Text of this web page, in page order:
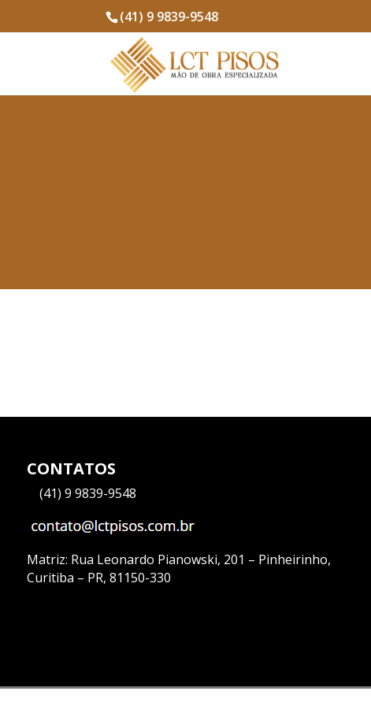
(41) 9 9839-9548
CONTATOS
(41) 9 9839-9548
Matriz: Rua Leonardo Pianowski, 201 – Pinheirinho,
Curitiba – PR, 81150-330